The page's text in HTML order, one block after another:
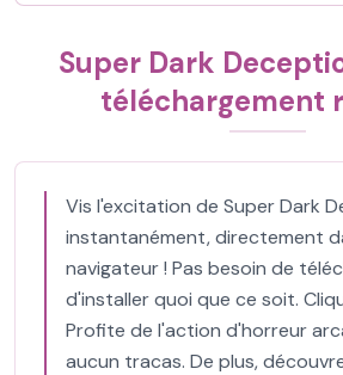
Super Dark
téléchargement
Vis l'excitation de Super Dark
instantanément, directement
navigateur ! Pas besoin de
d'installer quoi que ce soit.
Profite de l'action d'horreur
aucun tracas. De plus,